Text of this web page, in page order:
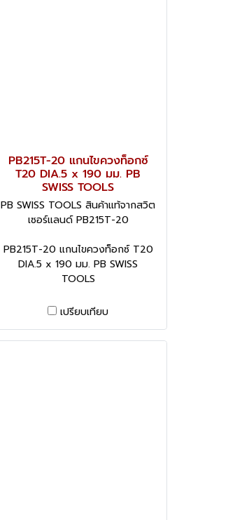
PB215T-20 แกนไขควงท็อกซ์
T20 DIA.5 x 190 มม. PB
SWISS TOOLS
PB SWISS TOOLS สินค้าแท้จากสวิต
เซอร์แลนด์ PB215T-20
PB215T-20 แกนไขควงท็อกซ์ T20
DIA.5 x 190 มม. PB SWISS
TOOLS
เปรียบเทียบ